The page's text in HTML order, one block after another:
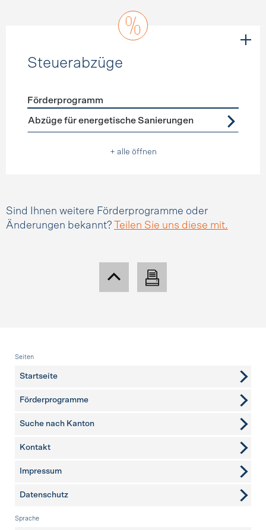
Steuerabzüge
Förderprogramme Steuerabzüge
Förderprogramm
Abzüge für energetische Sanierungen
+ alle öffnen
Sind Ihnen weitere Förderprogramme oder
Änderungen bekannt?
Teilen Sie uns diese mit.
Fusszeile
Seiten
Startseite
Förderprogramme
Suche nach Kanton
weitere Seiten
Kontakt
Impressum
Datenschutz
Sprache